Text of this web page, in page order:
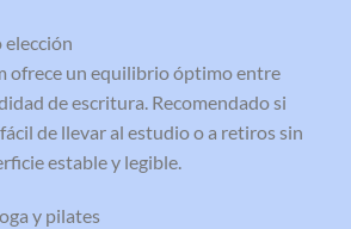
elección
ofrece un equilibrio óptimo entre
de escritura. Recomendado si
de llevar al estudio o a retiros sin
estable y legible.
y pilates